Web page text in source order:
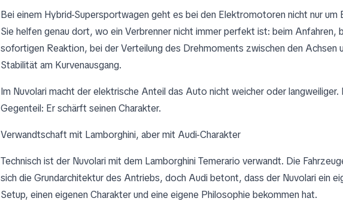
Bei einem Hybrid-Supersportwagen geht es bei den Elektromotoren nicht nur um
Sie helfen genau dort, wo ein Verbrenner nicht immer perfekt ist: beim Anfahren,
sofortigen Reaktion, bei der Verteilung des Drehmoments zwischen den Achsen
Stabilität am Kurvenausgang.
Im Nuvolari macht der elektrische Anteil das Auto nicht weicher oder langweiliger.
Gegenteil: Er schärft seinen Charakter.
Verwandtschaft mit Lamborghini, aber mit Audi-Charakter
Technisch ist der Nuvolari mit dem Lamborghini Temerario verwandt. Die
sich die Grundarchitektur des Antriebs, doch Audi betont, dass der Nuvolari ein
Setup, einen eigenen Charakter und eine eigene Philosophie bekommen hat.